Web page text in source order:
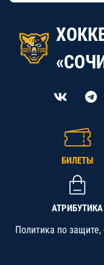
БИЛЕТЫ
АТРИБУТИКА
Политика по